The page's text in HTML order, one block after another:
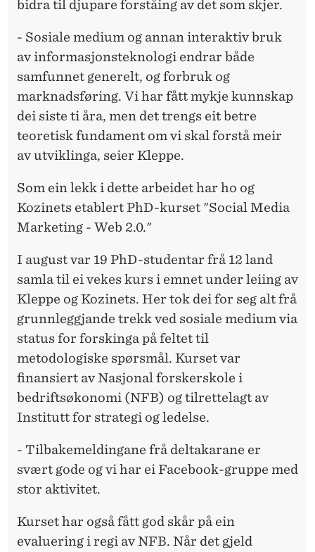
bidra til djupare forståing av det som skjer.
- Sosiale medium og annan interaktiv bruk
av informasjonsteknologi endrar både
samfunnet generelt, og forbruk og
marknadsføring. Vi har fått mykje kunnskap
dei siste ti åra, men det trengs eit betre
teoretisk fundament om vi skal forstå meir
av utviklinga, seier Kleppe.
Som ein lekk i dette arbeidet har ho og
Kozinets etablert PhD-kurset "Social Media
Marketing - Web 2.0."
I august var 19 PhD-studentar frå 12 land
samla til ei vekes kurs i emnet under leiing av
Kleppe og Kozinets. Her tok dei for seg alt frå
grunnleggjande trekk ved sosiale medium via
status for forskinga på feltet til
metodologiske spørsmål. Kurset var
finansiert av Nasjonal forskerskole i
bedriftsøkonomi (NFB) og tilrettelagt av
Institutt for strategi og ledelse.
- Tilbakemeldingane frå deltakarane er
svært gode og vi har ei Facebook-gruppe med
stor aktivitet.
Kurset har også fått god skår på ein
evaluering i regi av NFB. Når det gjeld